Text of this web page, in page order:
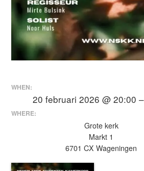
WHEN:
20 februari 2026 @ 20:00
WHERE:
Grote kerk
Markt 1
6701 CX Wageningen